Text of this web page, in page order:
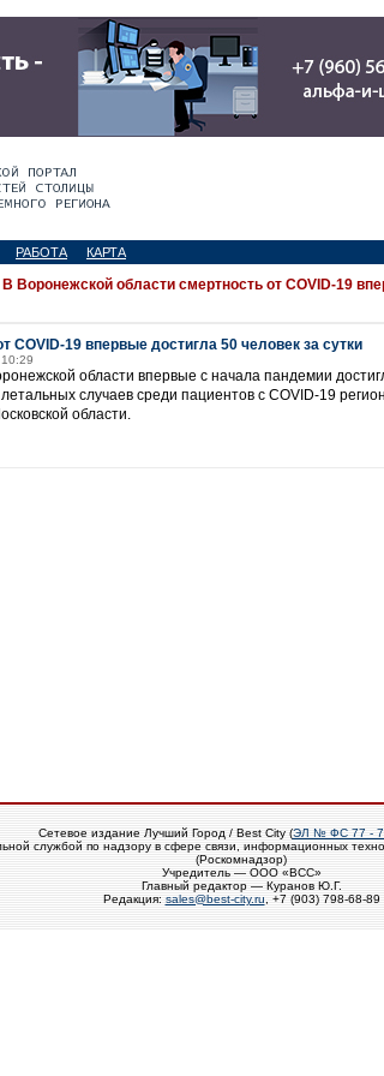
РАБОТА КАРТА
В Воронежской области смертность от COVID-19
COVID-19 впервые достигла 50 человек за сутки
10:29
области впервые с начала пандемии
случаев среди пациентов с COVID-19
области.
Сетевое издание Лучший Город / Best City (ЭЛ № ФС 77 -
службой по надзору в сфере связи, информационных
(Роскомнадзор)
Учредитель — ООО «ВСС»
Главный редактор — Куранов Ю.Г.
Редакция: sales@best-city.ru , +7 (903) 798-68-89